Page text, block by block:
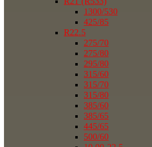
1300/530
425/85
R22.5
275/70
275/80
295/80
315/60
315/70
315/80
385/60
385/65
445/65
500/60